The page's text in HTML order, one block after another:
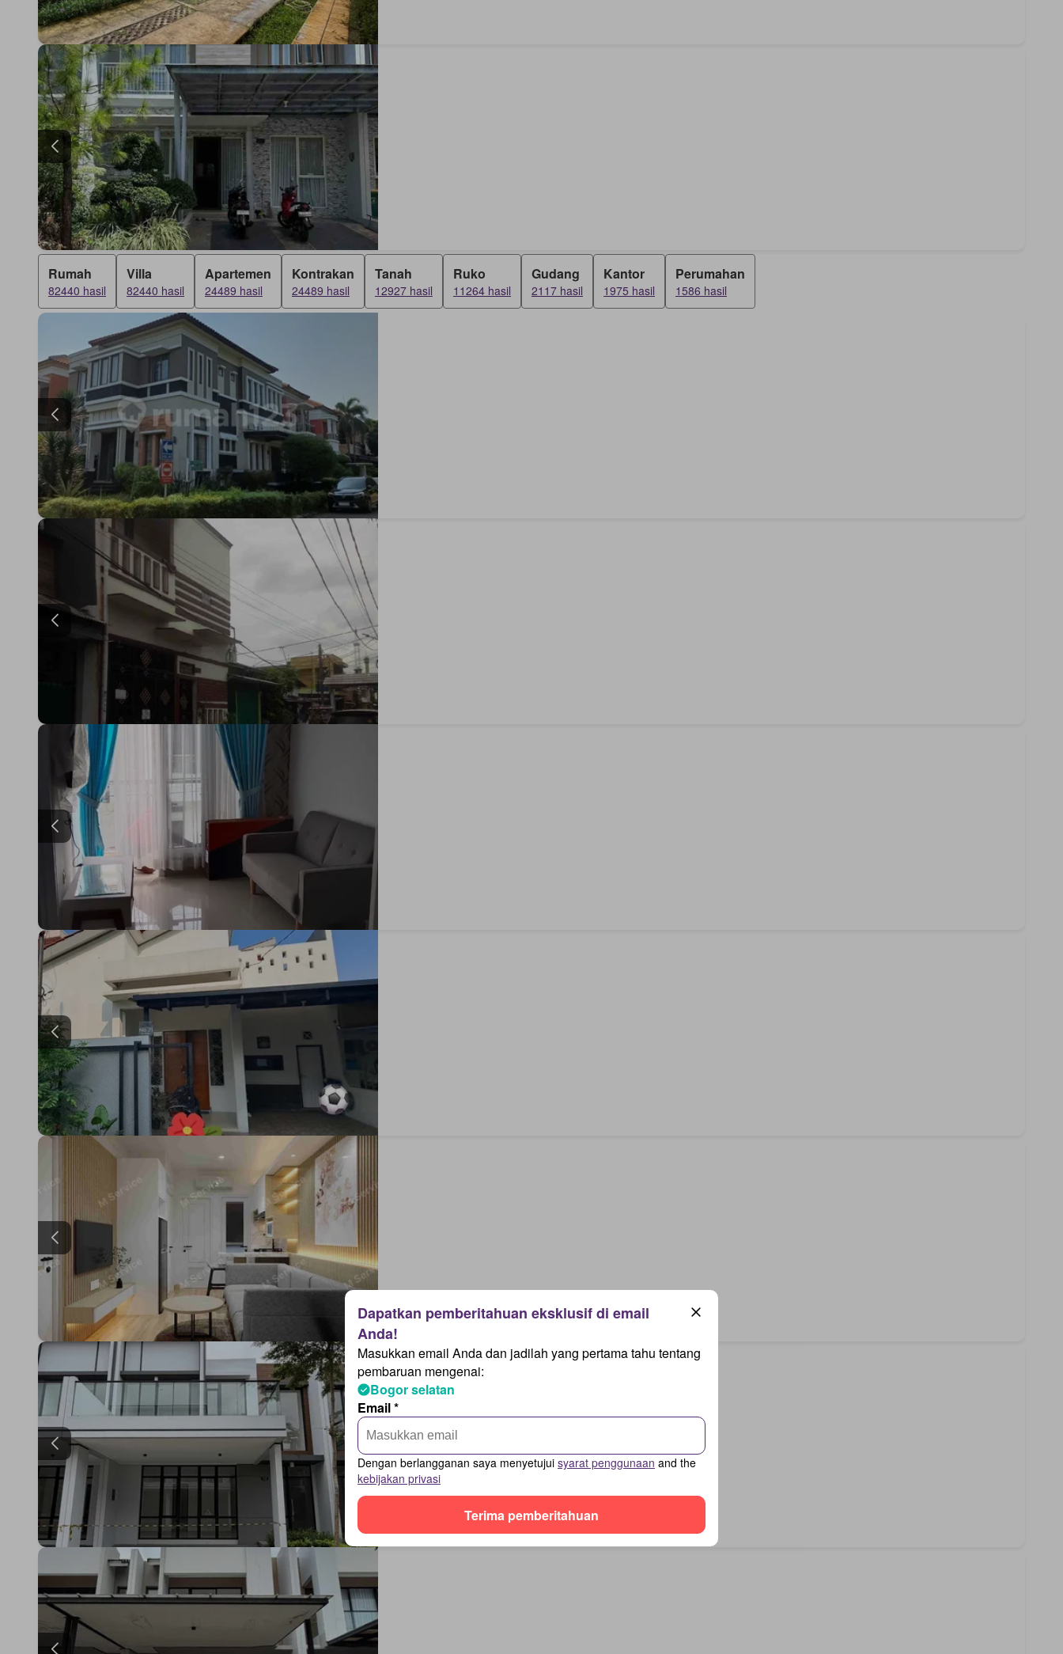
Rumah
82440 hasil
Villa
82440 hasil
Apartemen
24489 hasil
Kontrakan
24489 hasil
Tanah
12927 hasil
Ruko
11264 hasil
Gudang
2117 hasil
Kantor
1975 hasil
Perumahan
1586 hasil
Masukkan email Anda dan jadilah yang pertama tahu tentang
pembaruan mengenai:
Bogor selatan
Email *
Dengan berlangganan saya menyetujui syarat penggunaan and the
kebijakan privasi
Terima pemberitahuan